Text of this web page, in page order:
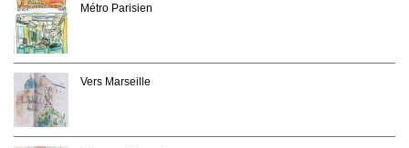
Métro Parisien
Vers Marseille